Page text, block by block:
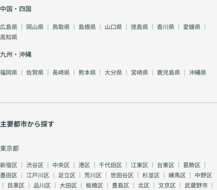
中国・四国
広島県 ｜ 岡山県 ｜ 鳥取県 ｜ 島根県 ｜ 山口県 ｜ 徳島県 ｜ 香川県 ｜ 愛媛県 ｜
高知県
九州・沖縄
福岡県 ｜ 佐賀県 ｜ 長崎県 ｜ 熊本県 ｜ 大分県 ｜ 宮崎県 ｜ 鹿児島県 ｜ 沖縄県
主要都市から探す
東京都
新宿区 ｜ 渋谷区 ｜ 中央区 ｜ 港区 ｜ 千代田区 ｜ 江東区 ｜ 台東区 ｜ 葛飾区 ｜
墨田区 ｜ 江戸川区 ｜ 足立区 ｜ 荒川区 ｜ 世田谷区 ｜ 杉並区 ｜ 練馬区 ｜ 中野区
｜ 目黒区 ｜ 品川区 ｜ 大田区 ｜ 板橋区 ｜ 豊島区 ｜ 北区 ｜ 文京区 ｜ 武蔵野市 ｜